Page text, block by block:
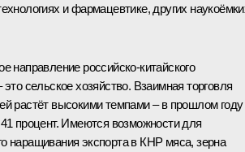
и фармацевтике, других
направление российско-китайского
это сельское хозяйство. Взаимная торговля
растёт высокими темпами – в прошлом году
процент. Имеются возможности для
наращивания экспорта в КНР мяса, зерна